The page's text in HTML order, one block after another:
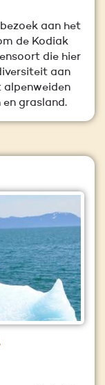
aan het
de Kodiak
die hier
aan
alpenweiden
grasland.